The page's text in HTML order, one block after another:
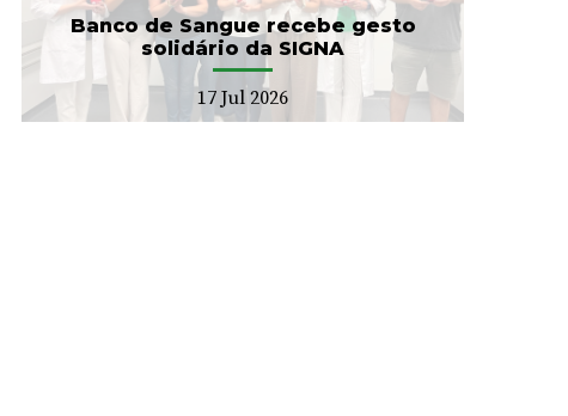
Banco de Sangue recebe gesto
solidário da SIGNA
17 Jul 2026